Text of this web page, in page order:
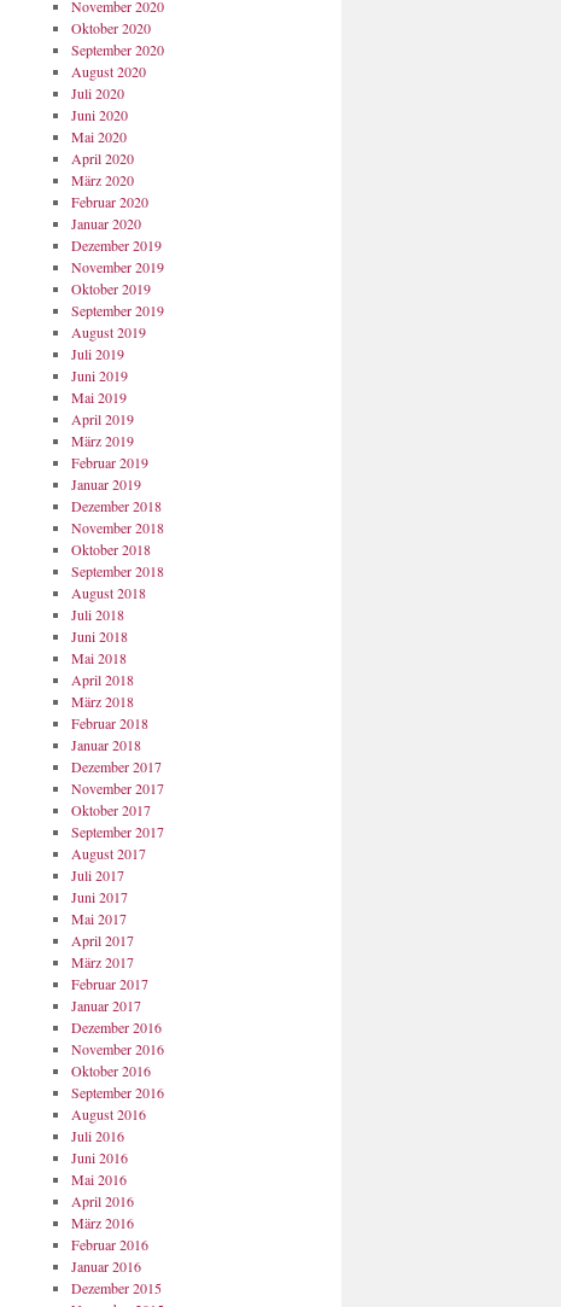
November 2020
Oktober 2020
September 2020
August 2020
Juli 2020
Juni 2020
Mai 2020
April 2020
März 2020
Februar 2020
Januar 2020
Dezember 2019
November 2019
Oktober 2019
September 2019
August 2019
Juli 2019
Juni 2019
Mai 2019
April 2019
März 2019
Februar 2019
Januar 2019
Dezember 2018
November 2018
Oktober 2018
September 2018
August 2018
Juli 2018
Juni 2018
Mai 2018
April 2018
März 2018
Februar 2018
Januar 2018
Dezember 2017
November 2017
Oktober 2017
September 2017
August 2017
Juli 2017
Juni 2017
Mai 2017
April 2017
März 2017
Februar 2017
Januar 2017
Dezember 2016
November 2016
Oktober 2016
September 2016
August 2016
Juli 2016
Juni 2016
Mai 2016
April 2016
März 2016
Februar 2016
Januar 2016
Dezember 2015